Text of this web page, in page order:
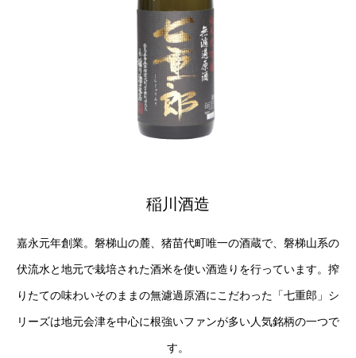
稲川酒造
嘉永元年創業。磐梯山の麓、猪苗代町唯一の酒蔵で、磐梯山系の
伏流水と地元で栽培された酒米を使い酒造りを行っています。搾
りたての味わいそのままの無濾過原酒にこだわった「七重郎」シ
リーズは地元会津を中心に根強いファンが多い人気銘柄の一つで
す。